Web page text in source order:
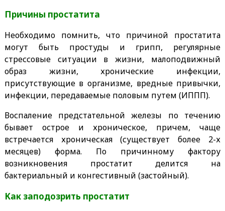
Причины простатита
Необходимо помнить, что причиной простатита
могут быть простуды и грипп, регулярные
стрессовые ситуации в жизни, малоподвижный
образ жизни, хронические инфекции,
присутствующие в организме, вредные привычки,
инфекции, передаваемые половым путем (ИППП).
Воспаление предстательной железы по течению
бывает острое и хроническое, причем, чаще
встречается хроническая (существует более 2-х
месяцев) форма. По причинному фактору
возникновения простатит делится на
бактериальный и конгестивный (застойный).
Как заподозрить простатит